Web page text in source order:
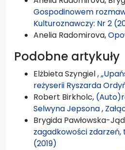
Gospodinowem
Kulturoznawczy: Nr 2
Anelia Radomirova,
Podobne artykuły
Elżbieta Szyngiel ,
reżyserii Ryszarda
Robert Birkholc,
Selwyna Jepsona,
Brygida Pawłowska-
zagadkowości zdarzeń,
(2019)